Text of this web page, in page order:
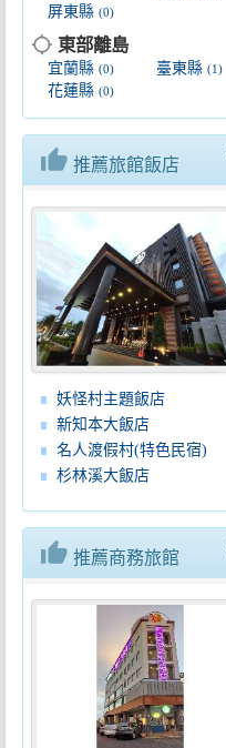
屏東縣 (0)
location_searching 東部離島
宜蘭縣 (0) 臺東縣(1)
花蓮縣 (0)
thumb_up 推薦旅館飯店
妖怪村主題飯店
新知本大飯店
名人渡假村(特色民宿)
杉林溪大飯店
thumb_up 推薦商務旅館